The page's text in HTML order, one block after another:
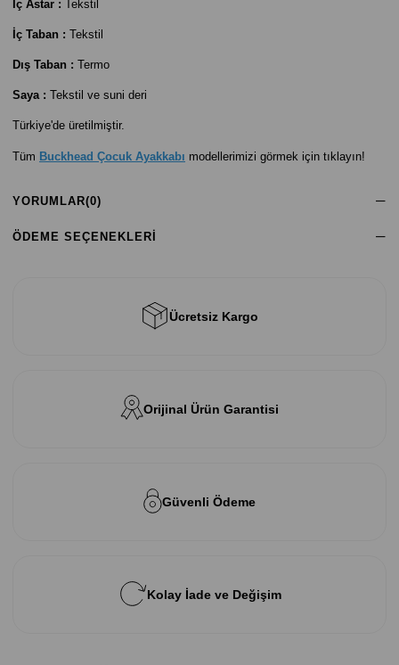
İç Astar : Tekstil
İç Taban : Tekstil
Dış Taban : Termo
Saya : Tekstil ve suni deri
Türkiye'de üretilmiştir.
Tüm Buckhead Çocuk Ayakkabı modellerimizi görmek için tıklayın!
YORUMLAR(0)
ÖDEME SEÇENEKLERI
Ücretsiz Kargo
Orijinal Ürün Garantisi
Güvenli Ödeme
Kolay İade ve Değişim